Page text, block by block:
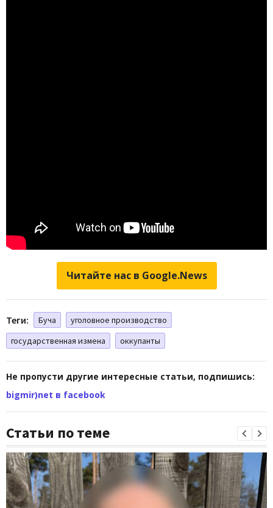
Читайте нас в Google.News
Теги: Буча
уголовное производство
государственная измена
оккупанты
Не пропусти другие интересные статьи, подпишись:
bigmir)net в facebook
Статьи по теме